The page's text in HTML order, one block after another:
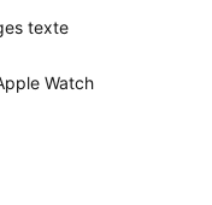
texte
Watch